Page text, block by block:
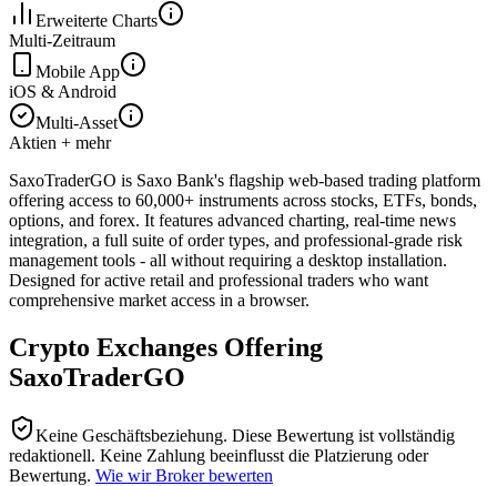
Erweiterte Charts
Multi-Zeitraum
Mobile App
iOS & Android
Multi-Asset
Aktien + mehr
SaxoTraderGO is Saxo Bank's flagship web-based trading platform
offering access to 60,000+ instruments across stocks, ETFs, bonds,
options, and forex. It features advanced charting, real-time news
integration, a full suite of order types, and professional-grade risk
management tools - all without requiring a desktop installation.
Designed for active retail and professional traders who want
comprehensive market access in a browser.
Crypto Exchanges Offering
SaxoTraderGO
Keine Geschäftsbeziehung. Diese Bewertung ist vollständig
redaktionell. Keine Zahlung beeinflusst die Platzierung oder
Bewertung. Wie wir Broker bewerten